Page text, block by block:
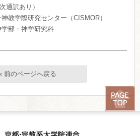
通訳あり）
教学際研究センター（CISMOR）
・神学研究科
前のページへ戻る